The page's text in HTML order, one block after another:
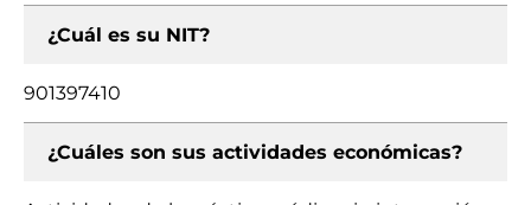
¿Cuál es su NIT?
901397410
¿Cuáles son sus actividades económicas?